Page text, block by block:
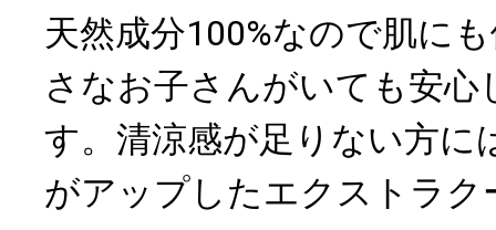
天然成分100%なので肌に
さなお子さんがいても安心
す。清涼感が足りない方に
がアップしたエクストラ